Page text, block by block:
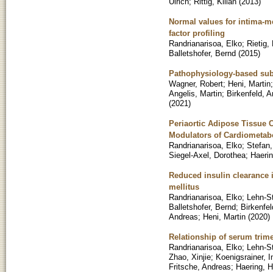
Normal values for intima-
factor profiling
Randrianarisoa, Elko; Rietig,
Balletshofer, Bernd (2015)
Pathophysiology-based
Wagner, Robert; Heni, Martin
Angelis, Martin; Birkenfeld,
(2021)
Periaortic Adipose Tissue
Modulators of
Randrianarisoa, Elko;
Siegel-Axel, Dorothea;
Reduced insulin
mellitus
Randrianarisoa, Elko; Lehn-
Balletshofer, Bernd;
Andreas; Heni, Martin (2020)
Relationship of serum
Randrianarisoa, Elko; Lehn-
Zhao, Xinjie; Koenigsrainer,
Fritsche, Andreas; Haering,